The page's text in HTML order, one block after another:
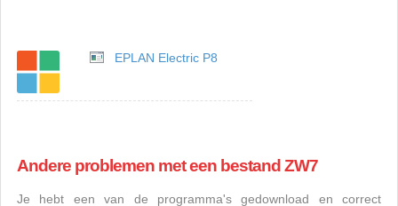
EPLAN Electric P8
Andere problemen met een bestand ZW7
Je hebt een van de programma's gedownload en correct